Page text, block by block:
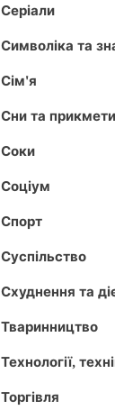
Серіали
Символіка та
Сім'я
Сни та прикмети
Соки
Соціум
Спорт
Суспільство
Схуднення та
Тваринництво
Технології,
Торгівля